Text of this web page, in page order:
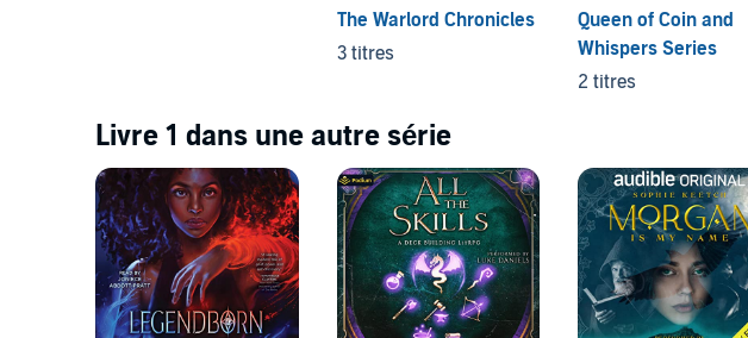
The Warlord Chronicles
3 titres
Queen of Coin and
Whispers Series
2 titres
Livre 1 dans une autre série